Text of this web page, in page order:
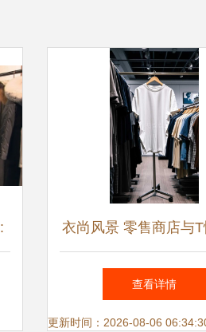
衣尚风景 零售商店与
的景观观察
查看详情
更新时间：2026-08-06